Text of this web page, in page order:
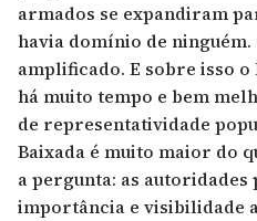
armados se expandiram
havia domínio de
amplificado. E sobre isso
há muito tempo e bem
de representatividade
Baixada é muito maior do
a pergunta: as autoridades
importância e visibilidade